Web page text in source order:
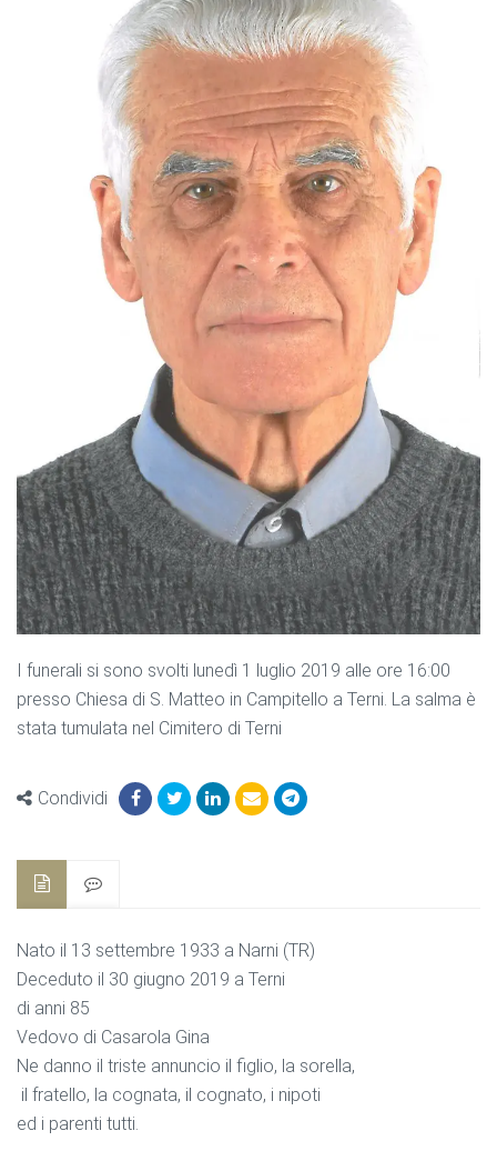
I funerali si sono svolti lunedì 1 luglio 2019 alle ore 16:00
presso Chiesa di S. Matteo in Campitello a Terni. La salma è
stata tumulata nel Cimitero di Terni
Condividi
Nato il 13 settembre 1933 a Narni (TR)
Deceduto il 30 giugno 2019 a Terni
di anni 85
Vedovo di Casarola Gina
Ne danno il triste annuncio il figlio, la sorella,
il fratello, la cognata, il cognato, i nipoti
ed i parenti tutti.